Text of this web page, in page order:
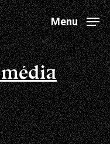
Menu
Close
Menu